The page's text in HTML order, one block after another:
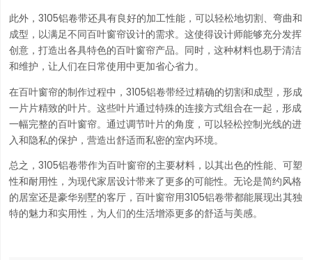
此外，3105铝卷带还具有良好的加工性能，可以轻松地切割、弯曲和
成型，以满足不同百叶窗帘设计的需求。这使得设计师能够充分发挥
创意，打造出各具特色的百叶窗帘产品。同时，这种材料也易于清洁
和维护，让人们在日常使用中更加省心省力。
在百叶窗帘的制作过程中，3105铝卷带经过精确的切割和成型，形成
一片片精致的叶片。这些叶片通过特殊的连接方式组合在一起，形成
一幅完整的百叶窗帘。通过调节叶片的角度，可以轻松控制光线的进
入和隐私的保护，营造出舒适而私密的室内环境。
总之，3105铝卷带作为百叶窗帘的主要材料，以其出色的性能、可塑
性和耐用性，为现代家居设计带来了更多的可能性。无论是简约风格
的居室还是豪华别墅的客厅，百叶窗帘用3105铝卷带都能展现出其独
特的魅力和实用性，为人们的生活增添更多的舒适与美感。